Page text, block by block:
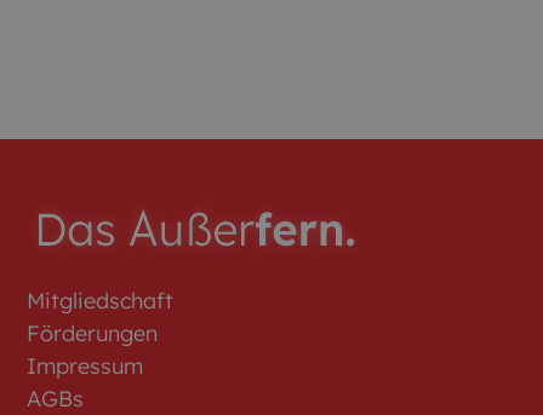
Mitgliedschaft
Förderungen
Impressum
AGBs